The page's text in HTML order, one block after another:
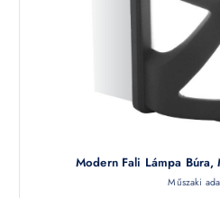
Modern Fali Lámpa
Műszaki